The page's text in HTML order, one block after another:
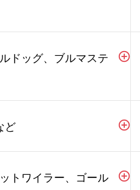
ドッグ、ブルマステ
ど
トワイラー、ゴール